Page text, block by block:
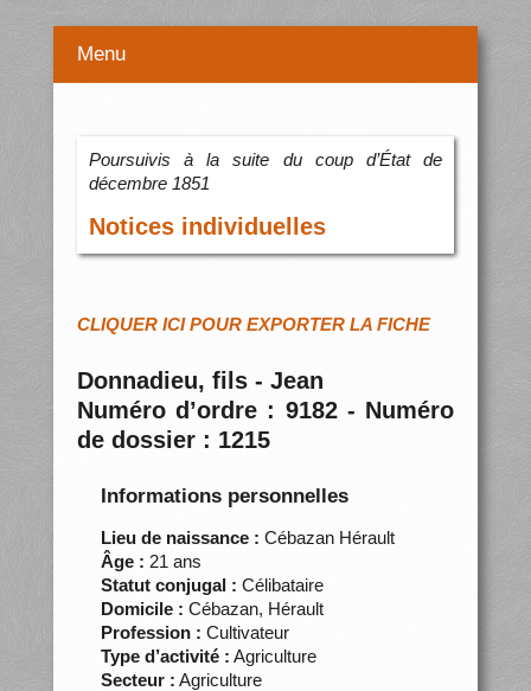
Menu
Poursuivis à la suite du coup d’État de
décembre 1851
Notices individuelles
CLIQUER ICI POUR EXPORTER LA FICHE
Donnadieu, fils - Jean
Numéro d’ordre : 9182 - Numéro
de dossier : 1215
Informations personnelles
Lieu de naissance : Cébazan Hérault
Âge : 21 ans
Statut conjugal : Célibataire
Domicile : Cébazan, Hérault
Profession : Cultivateur
Type d’activité : Agriculture
Secteur : Agriculture